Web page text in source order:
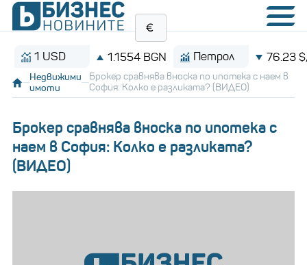
1 USD 1.1554 BGN Петрол 76.23 $/
Недвижими
имоти
Брокер сравнява вноска по ипотека с наем в
София: Колко е разликата? (ВИДЕО)
Брокер сравнява вноска по ипотека с
наем в София: Колко е разликата?
(ВИДЕО)